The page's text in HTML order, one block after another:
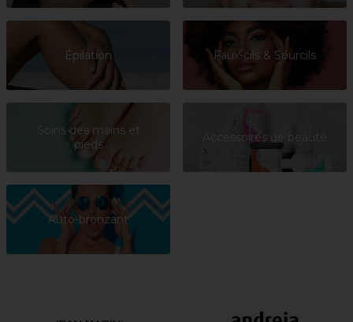
Épilation Faux-cils & Sourcils
Soins des mains et
pieds
Accessoires de beauté
Auto-bronzant